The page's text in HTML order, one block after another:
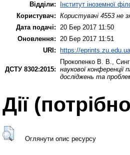
Відділи:
Інститут іноземної
Користувач: Користувачі 4553 не
Дата подачі: 20 Бер 2017 11:50
Оновлення: 20 Бер 2017 11:51
URI:
https://
ДСТУ 8302:2015:
Прокопенко В. В.,
наукової
досліджень та
Дії
Оглянути опис ресурсу